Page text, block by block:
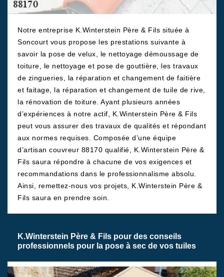
Notre entreprise K.Winterstein Père & Fils située à
Soncourt vous propose les prestations suivante à
savoir la pose de velux, le nettoyage démoussage de
toiture, le nettoyage et pose de gouttière, les travaux
de zingueries, la réparation et changement de faitière
et faitage, la réparation et changement de tuile de rive,
la rénovation de toiture. Ayant plusieurs années
d’expériences à notre actif, K.Winterstein Père & Fils
peut vous assurer des travaux de qualités et répondant
aux normes requises. Composée d’une équipe
d’artisan couvreur 88170 qualifié, K.Winterstein Père &
Fils saura répondre à chacune de vos exigences et
recommandations dans le professionnalisme absolu.
Ainsi, remettez-nous vos projets, K.Winterstein Père &
Fils saura en prendre soin.
K.Winterstein Père & Fils pour des conseils
professionnels pour la pose à sec de vos tuiles